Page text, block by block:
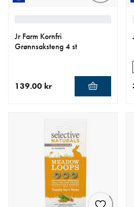
Jr Farm Kornfri
Grønnsaksteng 4 st
139.00 kr